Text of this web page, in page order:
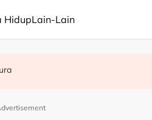
HidupLain-Lain
Negara
terima geran tanah